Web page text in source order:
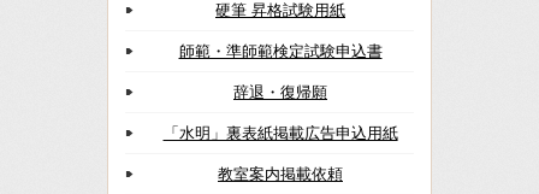
硬筆 昇格試験用紙
師範・準師範検定試験申込書
辞退・復帰願
「水明」裏表紙掲載広告申込用紙
教室案内掲載依頼